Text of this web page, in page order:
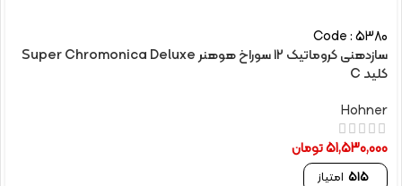
Code : 5380
سازدهنی کروماتیک 12 سوراخ هوهنر Super Chromonica Deluxe
کلید C
Hohner
51,530,000تومان
515 امتیاز